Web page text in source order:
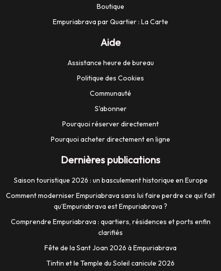
Boutique
Empuriabrava par Quartier : La Carte
Aide
Assistance heure de bureau
Politique des Cookies
Communauté
S'abonner
Pourquoi réserver directement
Pourquoi acheter directement en ligne
Dernières publications
Saison touristique 2026 : un basculement historique en Europe
Comment moderniser Empuriabrava sans lui faire perdre ce qui fait
qu’Empuriabrava est Empuriabrava ?
Comprendre Empuriabrava : quartiers, résidences et ports enfin
clarifiés
Fête de la Sant Joan 2026 à Empuriabrava
Tintin et le Temple du Soleil canicule 2026